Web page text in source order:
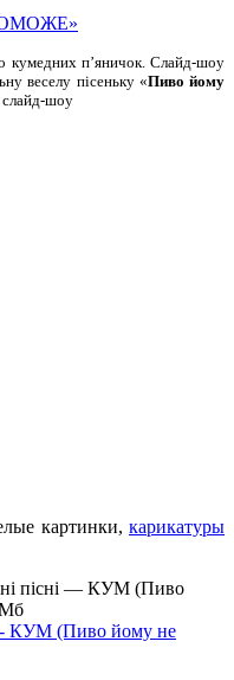
кумедних п’яничок. Слайд-шоу
веселу пісеньку «Пиво йому
шоу
картинки,карикатуры
пісні — КУМ (Пиво
Мб